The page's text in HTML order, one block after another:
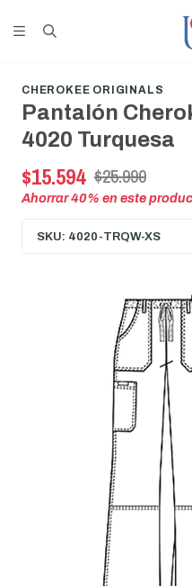
CHEROKEE ORIGINALS
Pantalón
4020 Turquesa
$15.594 $25.990
Ahorrar40% en este
SKU: 4020-TRQW-XS